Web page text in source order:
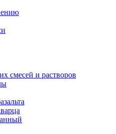
смесей и растворов